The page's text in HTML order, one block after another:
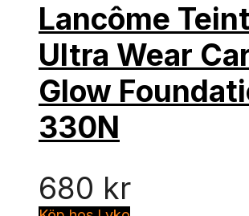
Lancôme
Ultra Wear
Glow
330N
680 kr